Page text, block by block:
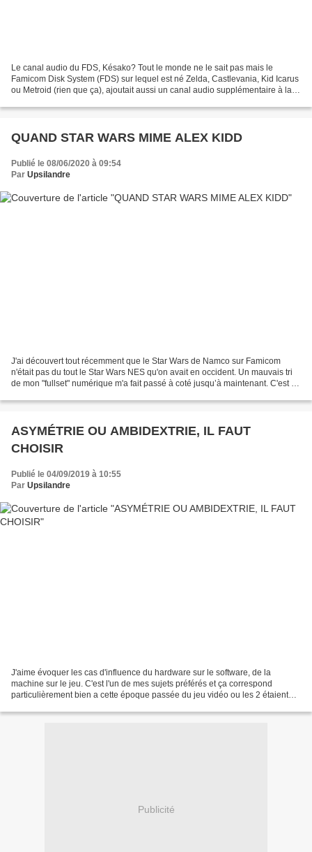
Le canal audio du FDS, Késako? Tout le monde ne le sait pas mais le
Famicom Disk System (FDS) sur lequel est né Zelda, Castlevania, Kid Icarus
ou Metroid (rien que ça), ajoutait aussi un canal audio supplémentaire à la
QUAND STAR WARS MIME ALEX KIDD
Publié le 08/06/2020 à 09:54
Par Upsilandre
J'ai découvert tout récemment que le Star Wars de Namco sur Famicom
n'était pas du tout le Star Wars NES qu'on avait en occident. Un mauvais tri
de mon "fullset" numérique m'a fait passé à coté jusqu’à maintenant. C'est un
ASYMÉTRIE OU AMBIDEXTRIE, IL FAUT
CHOISIR
Publié le 04/09/2019 à 10:55
Par Upsilandre
J'aime évoquer les cas d'influence du hardware sur le software, de la
machine sur le jeu. C'est l'un de mes sujets préférés et ça correspond
particulièrement bien a cette époque passée du jeu vidéo ou les 2 étaient
Publicité